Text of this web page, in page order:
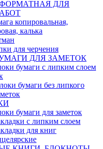
ФОРМАТНАЯ ДЛЯ
копировальная,
калька
для черчения
ДЛЯ ЗАМЕТОК
бумаги с липким слоем
бумаги без липкого
бумаги для заметок
с липким слоем
для книг